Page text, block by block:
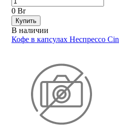
0 Br
Купить
В наличии
Кофе в капсулах Неспрессо